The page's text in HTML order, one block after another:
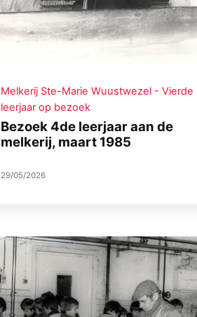
Melkerij Ste-Marie Wuustwezel - Vierde
leerjaar op bezoek
Bezoek 4de leerjaar aan de
melkerij, maart 1985
29/05/2026